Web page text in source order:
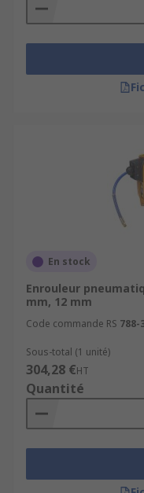
En stock
Enrouleur
mm, 12 mm
Code commande RS 788-
Sous-total (1 unité)
304,28 €HT
Quantité